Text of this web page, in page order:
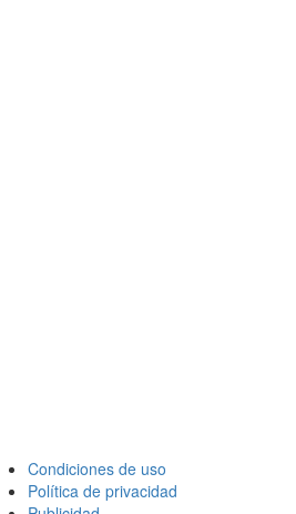
Condiciones de uso
Política de privacidad